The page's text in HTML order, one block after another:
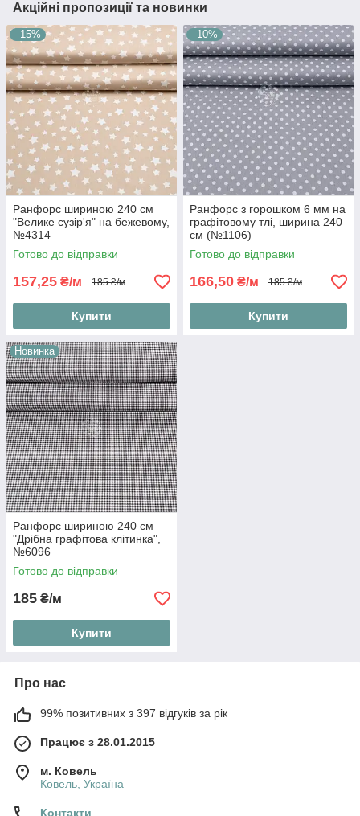
Акційні пропозиції та новинки
–15%
Ранфорс шириною 240 см
"Велике сузір'я" на бежевому,
№4314
Готово до відправки
157,25 ₴/м 185 ₴/м
Купити
–10%
Ранфорс з горошком 6 мм на
графітовому тлі, ширина 240
см (№1106)
Готово до відправки
166,50 ₴/м 185 ₴/м
Купити
Новинка
Ранфорс шириною 240 см
"Дрібна графітова клітинка",
№6096
Готово до відправки
185 ₴/м
Купити
Про нас
99% позитивних з 397 відгуків за рік
Працює з 28.01.2015
м. Ковель
Ковель, Україна
Контакти